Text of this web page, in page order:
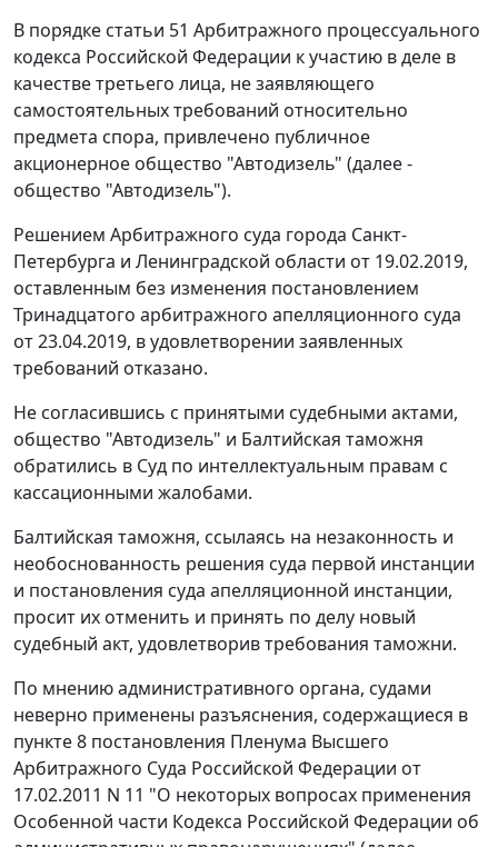
В порядке статьи 51 Арбитражного процессуального
кодекса Российской Федерации к участию в деле в
качестве третьего лица, не заявляющего
самостоятельных требований относительно
предмета спора, привлечено публичное
акционерное общество "Автодизель" (далее -
общество "Автодизель").
Решением Арбитражного суда города Санкт-
Петербурга и Ленинградской области от 19.02.2019,
оставленным без изменения постановлением
Тринадцатого арбитражного апелляционного суда
от 23.04.2019, в удовлетворении заявленных
требований отказано.
Не согласившись с принятыми судебными актами,
общество "Автодизель" и Балтийская таможня
обратились в Суд по интеллектуальным правам с
кассационными жалобами.
Балтийская таможня, ссылаясь на незаконность и
необоснованность решения суда первой инстанции
и постановления суда апелляционной инстанции,
просит их отменить и принять по делу новый
судебный акт, удовлетворив требования таможни.
По мнению административного органа, судами
неверно применены разъяснения, содержащиеся в
пункте 8 постановления Пленума Высшего
Арбитражного Суда Российской Федерации от
17.02.2011 N 11 "О некоторых вопросах применения
Особенной части Кодекса Российской Федерации об